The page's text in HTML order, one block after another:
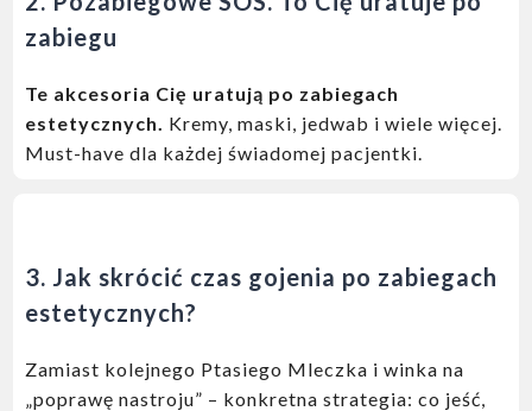
zabiegu
Te akcesoria Cię uratują po zabiegach
estetycznych. Kremy, maski, jedwab i wiele więcej.
Must-have dla każdej świadomej pacjentki.
3. Jak skrócić czas gojenia po zabiegach
estetycznych?
Zamiast kolejnego Ptasiego Mleczka i winka na
„poprawę nastroju” – konkretna strategia: co jeść,